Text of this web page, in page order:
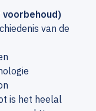
van de
is het heelal